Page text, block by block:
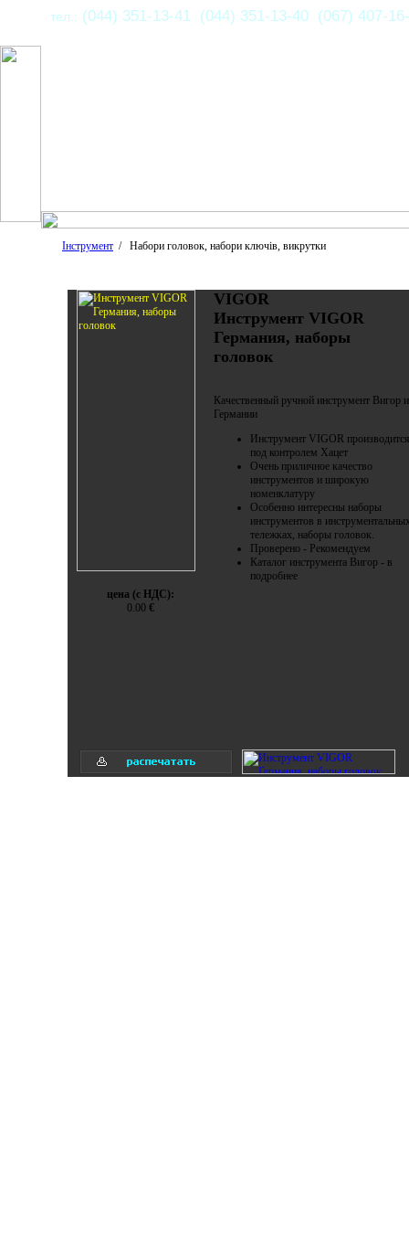
тел.: (044) 351-13-41 (044) 351-13-40 (067) 407-
Інструмент / Набори головок, набори ключів, викрутки
цена (с НДС):
0.00 €
VIGOR
Инструмент VIGOR
Германия, наборы
головок
Качественный ручной инструмент Вигор
Германии
Инструмент VIGOR производится
под контролем Хацет
Очень приличное качество
инструментов и широкую
номенклатуру
Особенно интересны наборы
инструментов в
тележках, наборы головок.
Проверено - Рекомендуем
Каталог инструмента Вигор - в
подробнее